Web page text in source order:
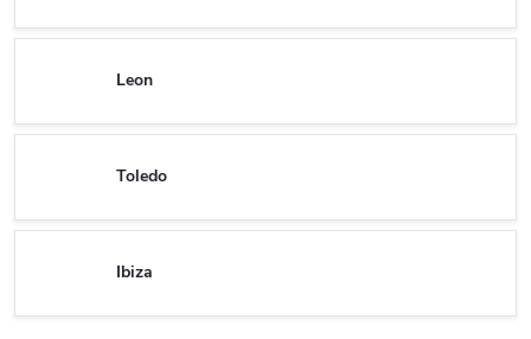
Leon
Toledo
Ibiza